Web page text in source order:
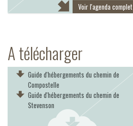
Voir l'agenda complet
A télécharger
Guide d'hébergements du chemin de
Compostelle
Guide d'hébergements du chemin de
Stevenson